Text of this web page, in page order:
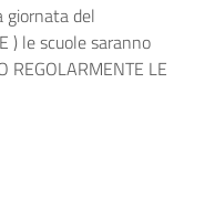
del
) le scuole saranno
REGOLARMENTE LE